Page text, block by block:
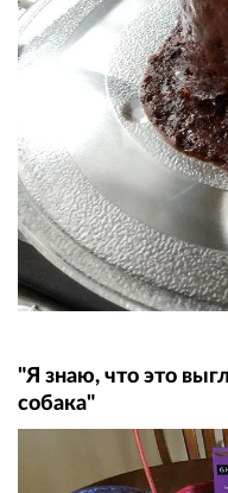
"Я знаю, что это
собака"